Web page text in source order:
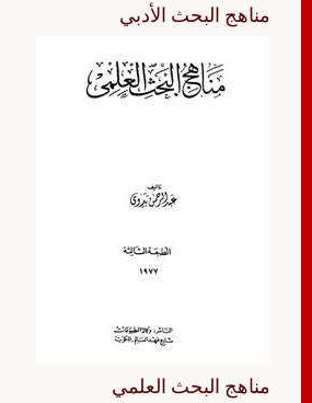
مناهج البحث الأدبي
مناهج البحث العلمي